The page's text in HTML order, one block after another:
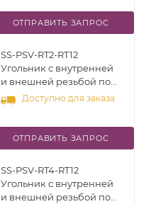
ОТПРАВИТЬ ЗАПРОС
SS-PSV-RT2-RT12
Угольник с внутренней
и внешней резьбой под
45°, [R (RT) 1/8" - R (RT)
3/4"], нерж.сталь 316
Доступно для заказа
ОТПРАВИТЬ ЗАПРОС
SS-PSV-RT4-RT12
Угольник с внутренней
и внешней резьбой под